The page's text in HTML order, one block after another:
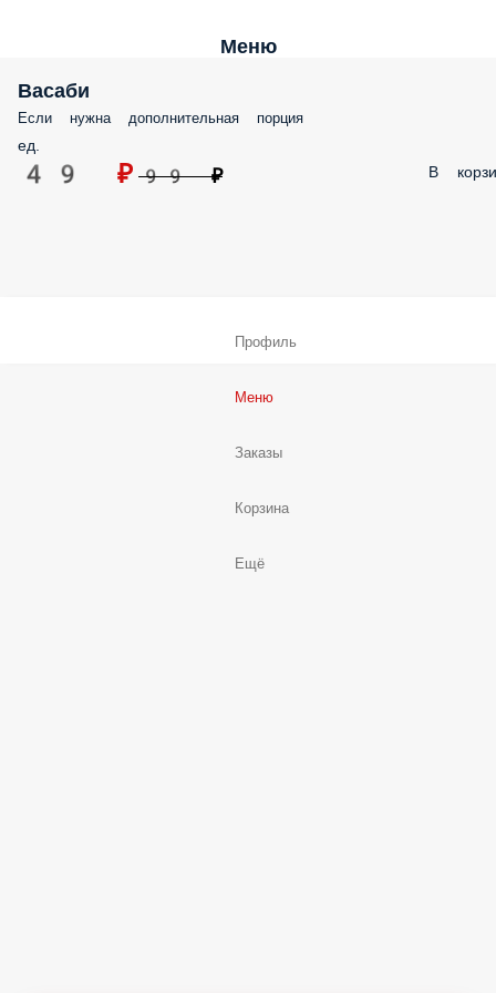
Меню
Васаби
Если нужна дополнительная порция
ед.
49 ₽ 99 ₽ В
Профиль
Меню
Заказы
Корзина
Ещё